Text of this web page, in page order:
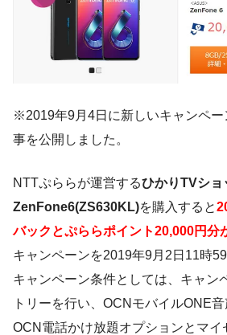
※2019年9月4日に新しいキャンペー
事を公開しました。
NTTぷららが運営するひかりTVショ
ZenFone6(ZS630KL)を購入すると
バックとぷららポイント20,000円分
キャンペーンを2019年9月2日11時
キャンペーン条件としては、 キャン
トリーを行い、OCNモバイルONE
OCN電話かけ放題オプションとマイ